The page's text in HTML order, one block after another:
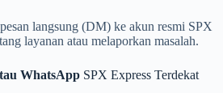
langsung (DM) ke akun resmi SPX
layanan atau melaporkan masalah.
WhatsApp SPX Express Terdekat